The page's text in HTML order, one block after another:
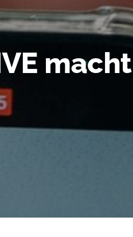
macht